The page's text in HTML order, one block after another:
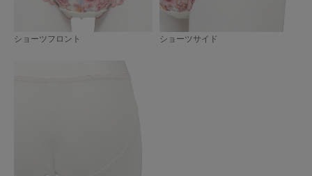
ショーツフロント ショーツサイド